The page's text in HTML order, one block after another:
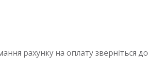
рахунку на оплату зверніться до